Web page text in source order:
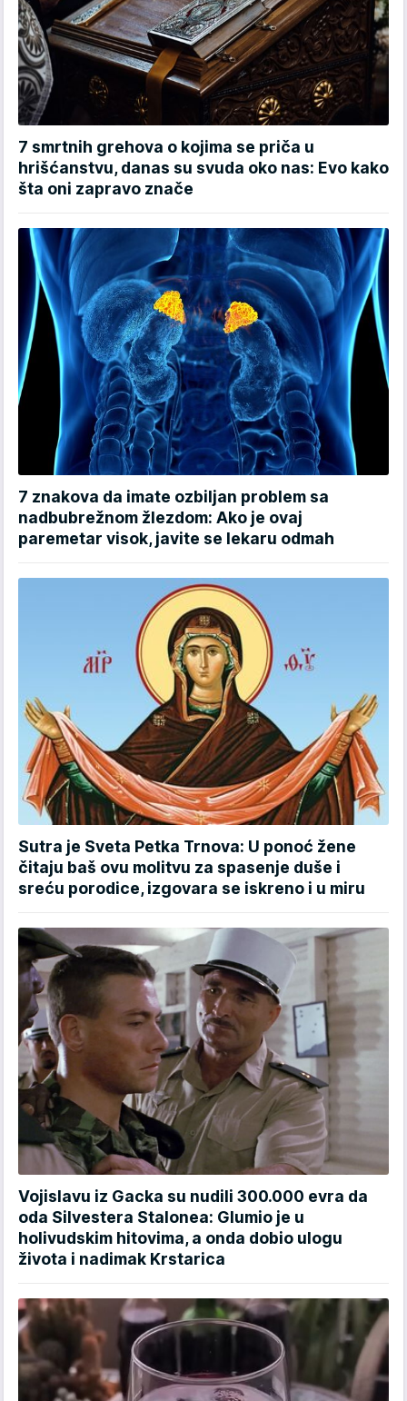
7 smrtnih grehova o kojima se priča u
hrišćanstvu, danas su svuda oko nas: Evo kako
šta oni zapravo znače
7 znakova da imate ozbiljan problem sa
nadbubrežnom žlezdom: Ako je ovaj
paremetar visok, javite se lekaru odmah
Sutra je Sveta Petka Trnova: U ponoć žene
čitaju baš ovu molitvu za spasenje duše i
sreću porodice, izgovara se iskreno i u miru
Vojislavu iz Gacka su nudili 300.000 evra da
oda Silvestera Stalonea: Glumio je u
holivudskim hitovima, a onda dobio ulogu
života i nadimak Krstarica